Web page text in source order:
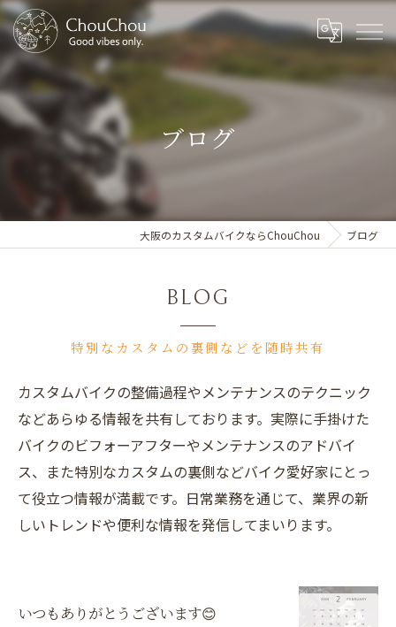
ブログ
大阪のカスタムバイクならChouChou ブログ
BLOG
特別なカスタムの裏側などを随時共有
カスタムバイクの整備過程やメンテナンスのテクニック
などあらゆる情報を共有しております。実際に手掛けた
バイクのビフォーアフターやメンテナンスのアドバイ
ス、また特別なカスタムの裏側などバイク愛好家にとっ
て役立つ情報が満載です。日常業務を通じて、業界の新
しいトレンドや便利な情報を発信してまいります。
いつもありがとうございます😊